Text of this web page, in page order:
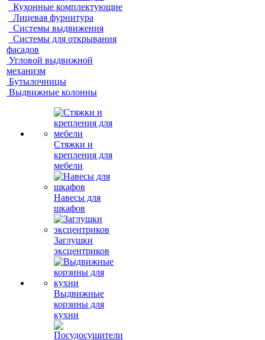
Кухонные комплектующие
Лицевая фурнитура
Системы выдвижения
Системы для открывания
фасадов
Угловой выдвижной
механизм
Бутылочницы
Выдвижные колонны
Стяжки и
крепления для
мебели
Навесы для
шкафов
Заглушки
эксцентриков
Выдвижные
корзины для
кухни